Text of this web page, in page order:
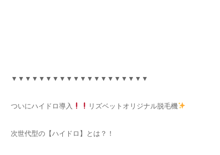
▼▼▼▼▼▼▼▼▼▼▼▼▼▼▼▼▼▼▼▼
ついにハイドロ導入 リズベットオリジナル脱毛機
次世代型の【ハイドロ】とは？！